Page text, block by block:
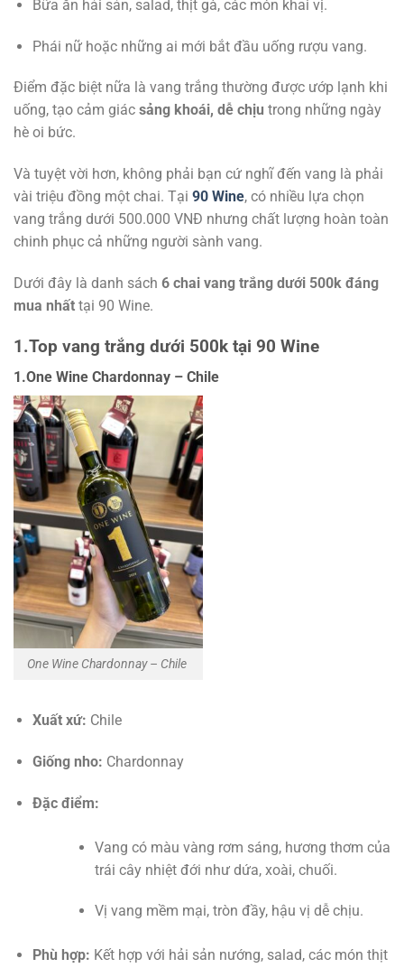
Bữa ăn hải sản, salad, thịt gà, các món khai vị.
Phái nữ hoặc những ai mới bắt đầu uống rượu vang.
Điểm đặc biệt nữa là vang trắng thường được ướp lạnh khi
uống, tạo cảm giác sảng khoái, dễ chịu trong những ngày
hè oi bức.
Và tuyệt vời hơn, không phải bạn cứ nghĩ đến vang là phải
vài triệu đồng một chai. Tại 90 Wine, có nhiều lựa chọn
vang trắng dưới 500.000 VNĐ nhưng chất lượng hoàn toàn
chinh phục cả những người sành vang.
Dưới đây là danh sách 6 chai vang trắng dưới 500k đáng
mua nhất tại 90 Wine.
1.Top vang trắng dưới 500k tại 90 Wine
1.One Wine Chardonnay – Chile
One Wine Chardonnay – Chile
Xuất xứ: Chile
Giống nho: Chardonnay
Đặc điểm:
Vang có màu vàng rơm sáng, hương thơm của
trái cây nhiệt đới như dứa, xoài, chuối.
Vị vang mềm mại, tròn đầy, hậu vị dễ chịu.
Phù hợp: Kết hợp với hải sản nướng, salad, các món thịt